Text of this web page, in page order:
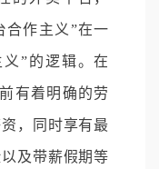
合作主义”在一
”的逻辑。在
有着明确的劳
，同时享有最
及带薪假期等